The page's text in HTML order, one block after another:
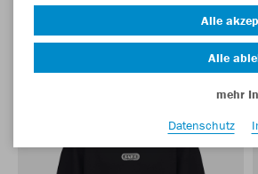
Alle
Alle
mehr
Datenschutz